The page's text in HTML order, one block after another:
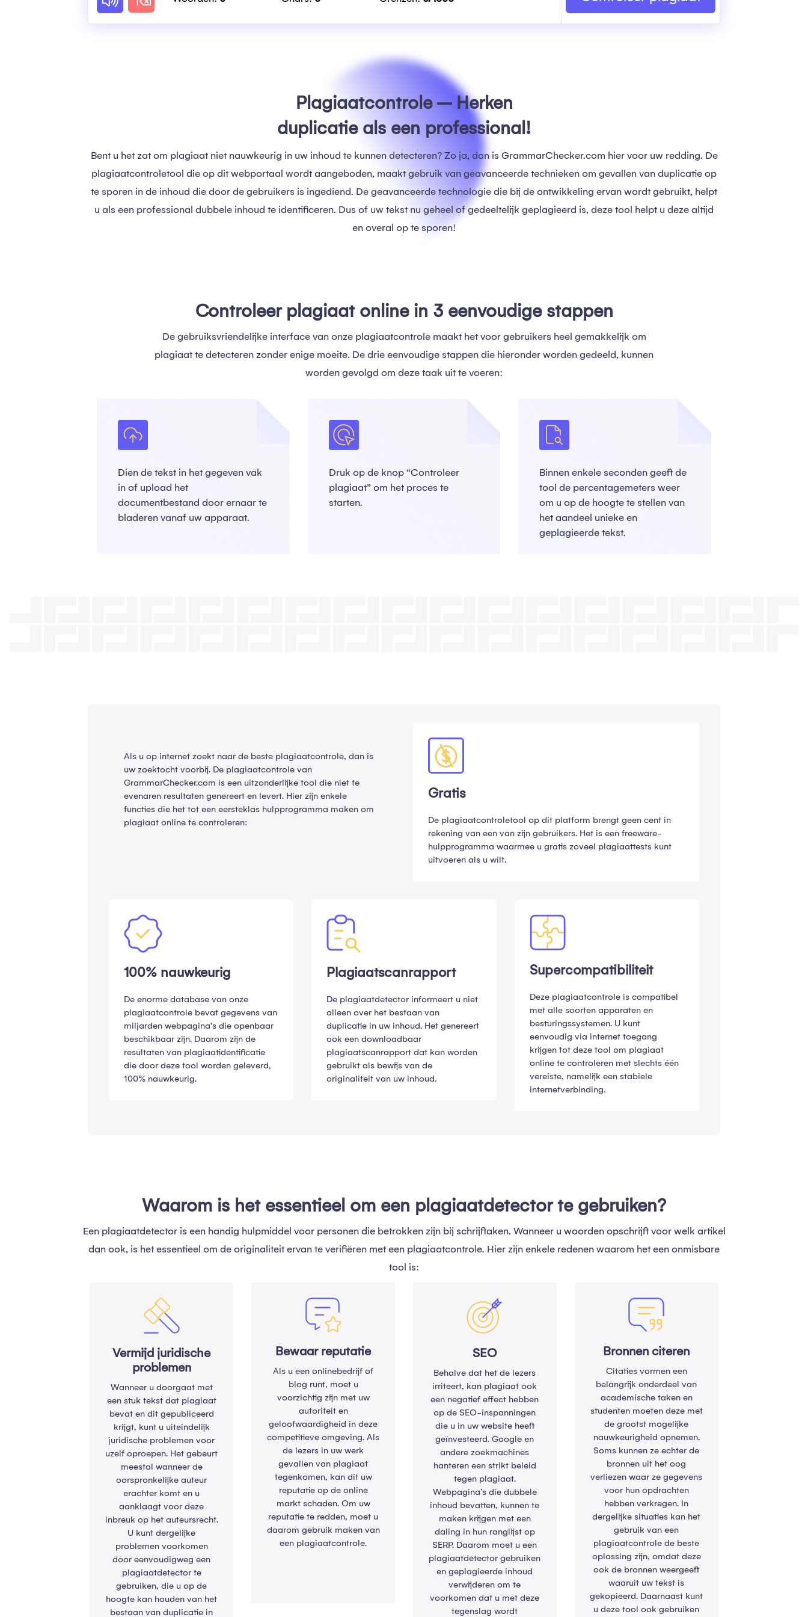
Plagiaatcontrole – Herken
duplicatie als een professional!
Bent u het zat om plagiaat niet nauwkeurig in uw inhoud te kunnen detecteren? Zo ja, dan is GrammarChecker.com hier voor uw redding. De
plagiaatcontroletool die op dit webportaal wordt aangeboden, maakt gebruik van geavanceerde technieken om gevallen van duplicatie op
te sporen in de inhoud die door de gebruikers is ingediend. De geavanceerde technologie die bij de ontwikkeling ervan wordt gebruikt, helpt
u als een professional dubbele inhoud te identificeren. Dus of uw tekst nu geheel of gedeeltelijk geplagieerd is, deze tool helpt u deze altijd
en overal op te sporen!
Controleer plagiaat online in 3 eenvoudige stappen
De gebruiksvriendelijke interface van onze plagiaatcontrole maakt het voor gebruikers heel gemakkelijk om
plagiaat te detecteren zonder enige moeite. De drie eenvoudige stappen die hieronder worden gedeeld, kunnen
worden gevolgd om deze taak uit te voeren:
Dien de tekst in het gegeven vak
in of upload het
documentbestand door ernaar te
bladeren vanaf uw apparaat.
Druk op de knop “Controleer
plagiaat” om het proces te
starten.
Binnen enkele seconden geeft de
tool de percentagemeters weer
om u op de hoogte te stellen van
het aandeel unieke en
geplagieerde tekst.
Als u op internet zoekt naar de beste plagiaatcontrole, dan is
uw zoektocht voorbij. De plagiaatcontrole van
GrammarChecker.com is een uitzonderlijke tool die niet te
evenaren resultaten genereert en levert. Hier zijn enkele
functies die het tot een eersteklas hulpprogramma maken om
plagiaat online te controleren:
Gratis
De plagiaatcontroletool op dit platform brengt geen cent in
rekening van een van zijn gebruikers. Het is een freeware-
hulpprogramma waarmee u gratis zoveel plagiaattests kunt
uitvoeren als u wilt.
100% nauwkeurig
De enorme database van onze
plagiaatcontrole bevat gegevens van
miljarden webpagina's die openbaar
beschikbaar zijn. Daarom zijn de
resultaten van plagiaatidentificatie
die door deze tool worden geleverd,
100% nauwkeurig.
Plagiaatscanrapport
De plagiaatdetector informeert u niet
alleen over het bestaan ​​van
duplicatie in uw inhoud. Het genereert
ook een downloadbaar
plagiaatscanrapport dat kan worden
gebruikt als bewijs van de
originaliteit van uw inhoud.
Supercompatibiliteit
Deze plagiaatcontrole is compatibel
met alle soorten apparaten en
besturingssystemen. U kunt
eenvoudig via internet toegang
krijgen tot deze tool om plagiaat
online te controleren met slechts één
vereiste, namelijk een stabiele
internetverbinding.
Waarom is het essentieel om een ​​plagiaatdetector te gebruiken?
Een plagiaatdetector is een handig hulpmiddel voor personen die betrokken zijn bij schrijftaken. Wanneer u woorden opschrijft voor welk artikel
dan ook, is het essentieel om de originaliteit ervan te verifiëren met een plagiaatcontrole. Hier zijn enkele redenen waarom het een onmisbare
tool is:
Vermijd juridische
problemen
Wanneer u doorgaat met
een stuk tekst dat plagiaat
bevat en dit gepubliceerd
krijgt, kunt u uiteindelijk
juridische problemen voor
uzelf oproepen. Het gebeurt
meestal wanneer de
oorspronkelijke auteur
erachter komt en u
aanklaagt voor deze
inbreuk op het auteursrecht.
U kunt dergelijke
problemen voorkomen
door eenvoudigweg een
plagiaatdetector te
gebruiken, die u op de
hoogte kan houden van het
bestaan ​​van duplicatie in
Bewaar reputatie
Als u een onlinebedrijf of
blog runt, moet u
voorzichtig zijn met uw
autoriteit en
geloofwaardigheid in deze
competitieve omgeving. Als
de lezers in uw werk
gevallen van plagiaat
tegenkomen, kan dit uw
reputatie op de online
markt schaden. Om uw
reputatie te redden, moet u
daarom gebruik maken van
een plagiaatcontrole.
SEO
Behalve dat het de lezers
irriteert, kan plagiaat ook
een negatief effect hebben
op de SEO-inspanningen
die u in uw website heeft
geïnvesteerd. Google en
andere zoekmachines
hanteren een strikt beleid
tegen plagiaat.
Webpagina’s die dubbele
inhoud bevatten, kunnen te
maken krijgen met een
daling in hun ranglijst op
SERP. Daarom moet u een
plagiaatdetector gebruiken
en geplagieerde inhoud
verwijderen om te
voorkomen dat u met deze
tegenslag wordt
Bronnen citeren
Citaties vormen een
belangrijk onderdeel van
academische taken en
studenten moeten deze met
de grootst mogelijke
nauwkeurigheid opnemen.
Soms kunnen ze echter de
bronnen uit het oog
verliezen waar ze gegevens
voor hun opdrachten
hebben verkregen. In
dergelijke situaties kan het
gebruik van een
plagiaatcontrole de beste
oplossing zijn, omdat deze
ook de bronnen weergeeft
waaruit uw tekst is
gekopieerd. Daarnaast kunt
u deze tool ook gebruiken